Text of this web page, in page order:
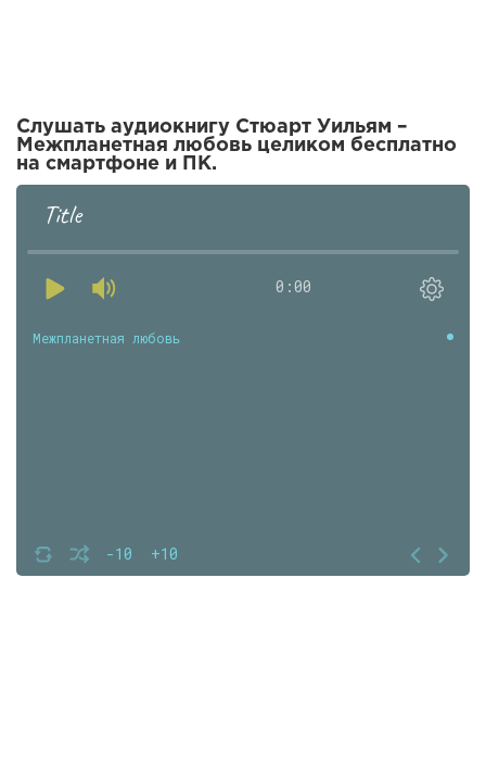
Слушать аудиокнигу Стюарт Уильям –
Межпланетная любовь целиком бесплатно
на смартфоне и ПК.
Title
0:00
-10 +10
Межпланетная любовь